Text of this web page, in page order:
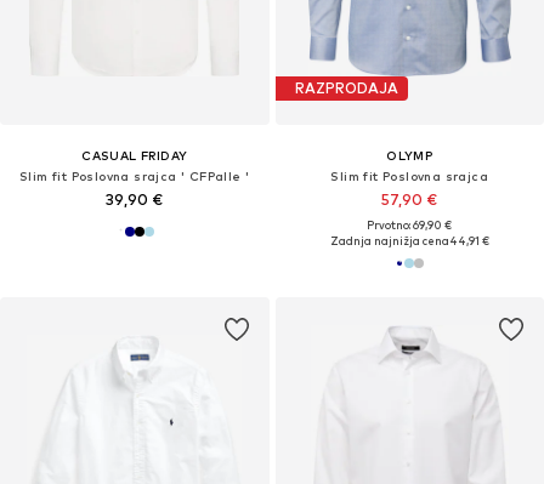
CASUAL FRIDAY
Slim fit Poslovna srajca ' CFPalle '
39,90 €
RAZPRODAJA
OLYMP
Slim fit Poslovna srajca
57,90 €
Prvotno: 69,90 €
Zadnja najnižja cena44,91 €